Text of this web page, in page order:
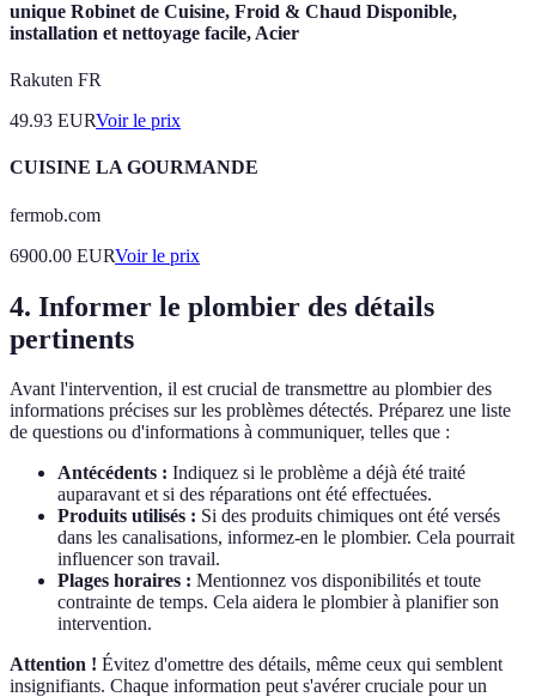
unique Robinet de Cuisine, Froid & Chaud Disponible,
installation et nettoyage facile, Acier
Rakuten FR
49.93 EURVoir le prix
CUISINE LA GOURMANDE
fermob.com
6900.00 EURVoir le prix
4. Informer le plombier des détails
pertinents
Avant l'intervention, il est crucial de transmettre au plombier des
informations précises sur les problèmes détectés. Préparez une liste
de questions ou d'informations à communiquer, telles que :
Antécédents : Indiquez si le problème a déjà été traité
auparavant et si des réparations ont été effectuées.
Produits utilisés : Si des produits chimiques ont été versés
dans les canalisations, informez-en le plombier. Cela pourrait
influencer son travail.
Plages horaires : Mentionnez vos disponibilités et toute
contrainte de temps. Cela aidera le plombier à planifier son
intervention.
Attention ! Évitez d'omettre des détails, même ceux qui semblent
insignifiants. Chaque information peut s'avérer cruciale pour un